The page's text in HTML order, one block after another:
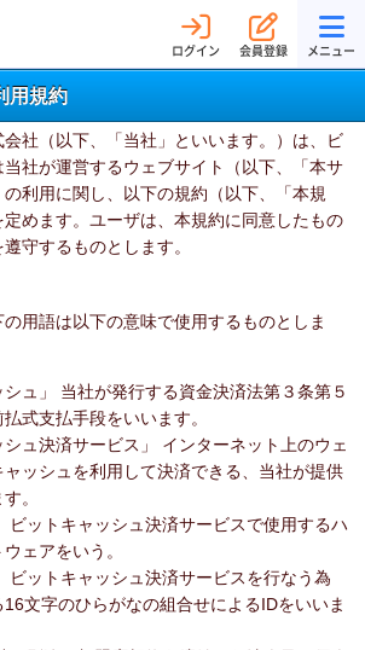
ログイン 会員登録 メニュー
用規約
社（以下、「当社」といいます。）は、ビ
社が運営するウェブサイト（以下、「本サ
利用に関し、以下の規約（以下、「本規
めます。ユーザは、本規約に同意したもの
守するものとします。
用語は以下の意味で使用するものとしま
シュ」 当社が発行する資金決済法第３条第５
式支払手段をいいます。
シュ決済サービス」 インターネット上のウェ
ッシュを利用して決済できる、当社が提供
。
ビットキャッシュ決済サービスで使用するハ
ェアをいう。
ビットキャッシュ決済サービスを行なう為
文字のひらがなの組合せによるIDをいいま